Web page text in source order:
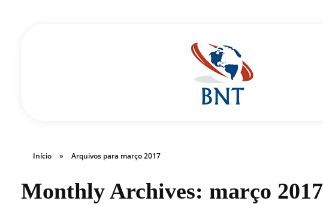
Início » Arquivos para março 2017
Monthly Archives: março 2017